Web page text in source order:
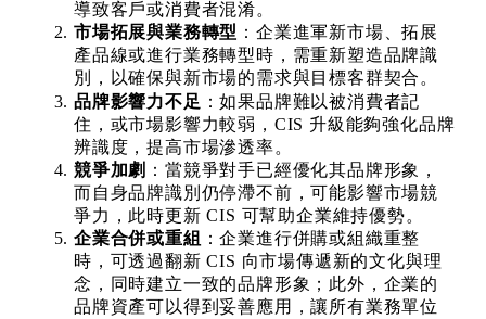
導致客戶或消費者混淆。
市場拓展與業務轉型 ：企業進軍新市場、拓展
產品線或進行業務轉型時，需重新塑造品牌識
別，以確保與新市場的需求與目標客群契合。
品牌影響力不足 ：如果品牌難以被消費者記
住，或市場影響力較弱，CIS 升級能夠強化品牌
辨識度，提高市場滲透率。
競爭加劇
：當競爭對手已經優化其品牌形象，
而自身品牌識別仍停滯不前，可能影響市場競
爭力，此時更新 CIS 可幫助企業維持優勢。
企業合併或重組
：企業進行併購或組織重整
時，可透過翻新 CIS 向市場傳遞新的文化與理
念，同時建立一致的品牌形象；此外，企業的
品牌資產可以得到妥善應用，讓所有業務單位